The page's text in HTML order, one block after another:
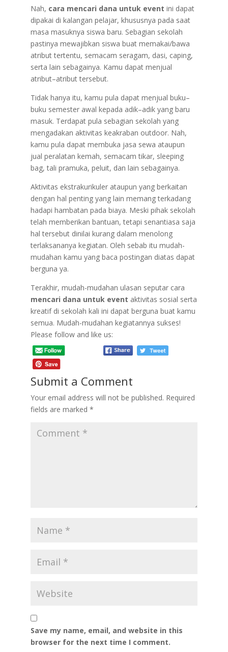
Nah, cara mencari dana untuk event ini dapat
dipakai di kalangan pelajar, khususnya pada saat
masa masuknya siswa baru. Sebagian sekolah
pastinya mewajibkan siswa buat memakai/bawa
atribut tertentu, semacam seragam, dasi, caping,
serta lain sebagainya. Kamu dapat menjual
atribut–atribut tersebut.
Tidak hanya itu, kamu pula dapat menjual buku–
buku semester awal kepada adik–adik yang baru
masuk. Terdapat pula sebagian sekolah yang
mengadakan aktivitas keakraban outdoor. Nah,
kamu pula dapat membuka jasa sewa ataupun
jual peralatan kemah, semacam tikar, sleeping
bag, tali pramuka, peluit, dan lain sebagainya.
Aktivitas ekstrakurikuler ataupun yang berkaitan
dengan hal penting yang lain memang terkadang
hadapi hambatan pada biaya. Meski pihak sekolah
telah memberikan bantuan, tetapi senantiasa saja
hal tersebut dinilai kurang dalam menolong
terlaksananya kegiatan. Oleh sebab itu mudah-
mudahan kamu yang baca postingan diatas dapat
berguna ya.
Terakhir, mudah-mudahan ulasan seputar cara
mencari dana untuk event aktivitas sosial serta
kreatif di sekolah kali ini dapat berguna buat kamu
semua. Mudah-mudahan kegiatannya sukses!
Please follow and like us:
Submit a Comment
Your email address will not be published. Required
fields are marked *
Save my name, email, and website in this
browser for the next time I comment.